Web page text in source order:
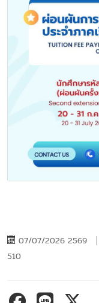
07/07/2026 2569
510